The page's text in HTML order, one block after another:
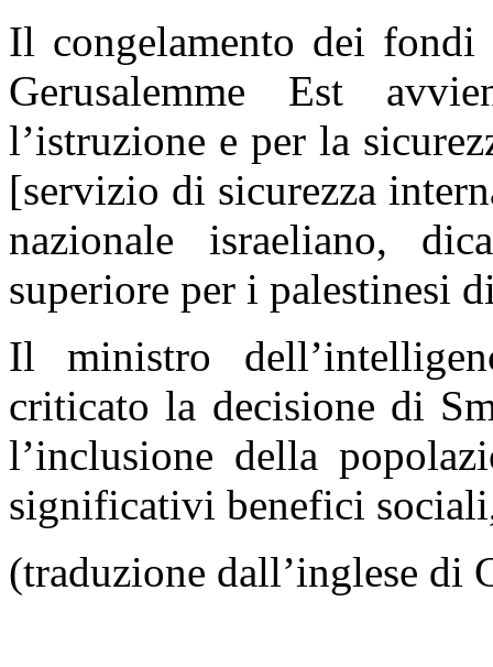
Il congelamento dei fondi
Gerusalemme Est
l’istruzione e per la
[servizio di sicurezza
nazionale israeliano,
superiore per i palestinesi
Il ministro
criticato la decisione di
l’inclusione della
significativi benefici
(traduzione dall’inglese di